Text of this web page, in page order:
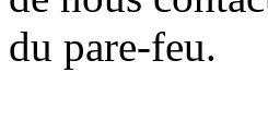
du pare-feu.